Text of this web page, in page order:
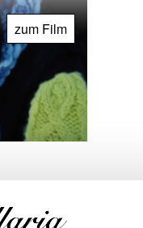
zum Film